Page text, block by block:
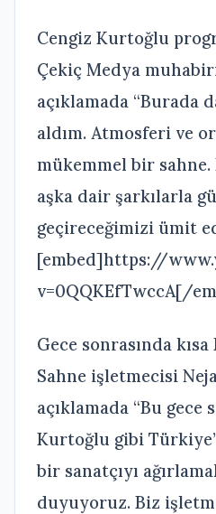
Cengiz Kurtoğlu
Çekiç Medya
açıklamada “Burada
aldım. Atmosferi ve
mükemmel bir
aşka dair şarkılarla
geçireceğimizi ümit
[embed]https://
v=0QQKEfTwccA[/
Gece sonrasında
Sahne işletmecisi
açıklamada “Bu gece
Kurtoğlu gibi
bir sanatçıyı
duyuyoruz. Biz